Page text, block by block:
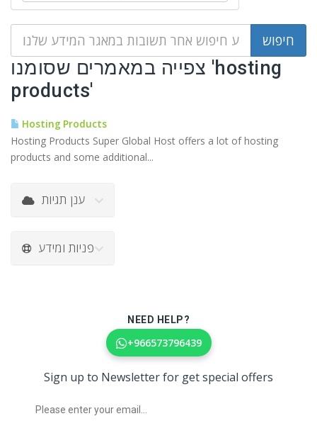
צפייה במאמרים שסומנו 'hosting
products'
Hosting Products
Hosting Products Super Global Host offers a lot of hosting
products and some additional...
ענן תגיות
פניות ומידע
NEED HELP?
+966573796439
Sign up to Newsletter for get special offers